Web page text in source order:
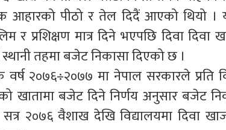
आहारको पीठो र तेल दिदैं आएको थियो ।
र प्रशिक्षण मात्र दिने भएपछि दिवा
तहमा बजेट निकासा दिएको छ ।
२०७६÷२०७७ मा नेपाल सरकारले प्रति
खातामा बजेट दिने निर्णय अनुसार बजेट
२०७६ वैशाख देखि विद्यालयमा दिवा